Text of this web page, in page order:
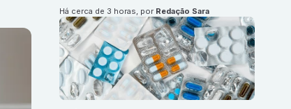
há cerca de 3 horas, por Redação Sara